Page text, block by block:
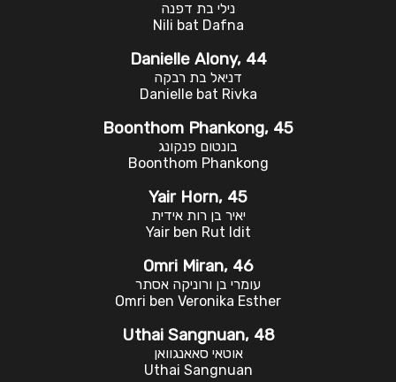
נילי בת דפנה
Nili bat Dafna
Danielle Alony, 44
דניאל בת רבקה
Danielle bat Rivka
Boonthom Phankong, 45
בונטום פנקונג
Boonthom Phankong
Yair Horn, 45
יאיר בן רות אידית
Yair ben Rut Idit
Omri Miran, 46
עומרי בן ורוניקה אסתר
Omri ben Veronika Esther
Uthai Sangnuan, 48
אוטאי סאאנגוואן
Uthai Sangnuan